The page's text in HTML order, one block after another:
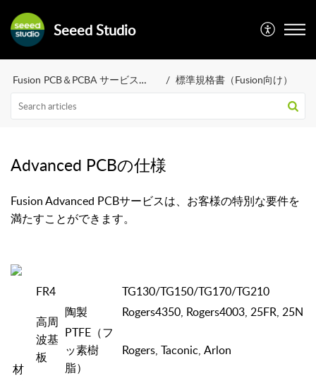
Seeed Studio
Fusion PCB＆PCBA サービス（FAQ） 標準規格書（Fusion向け）
Advanced PCBの仕様
Fusion Advanced PCBサービスは、お客様の特別な要件を
満たすことができます。
材
FR4
TG130/TG150/TG170/TG210
高周
波基
板
陶製
Rogers4350, Rogers4003, 25FR, 25N
PTFE（フ
ッ素樹
脂）
Rogers, Taconic, Arlon